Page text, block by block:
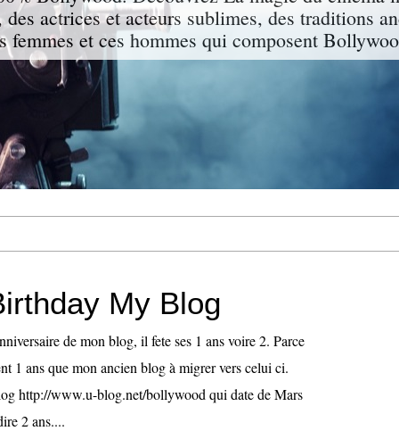
actrices et acteurs sublimes, des traditions
femmes et ces hommes qui composent
My Blog
de mon blog, il fete ses 1 ans voire 2. Parce
1 ans que mon ancien blog à migrer vers celui ci.
http://www.u-blog.net/bollywood qui date de Mars
2 ans....